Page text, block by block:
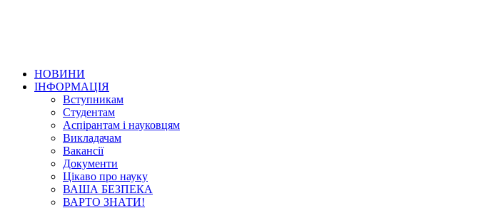
НОВИНИ
ІНФОРМАЦІЯ
Вступникам
Студентам
Аспірантам і науковцям
Викладачам
Вакансії
Документи
Цікаво про науку
ВАША БЕЗПЕКА
ВАРТО ЗНАТИ!